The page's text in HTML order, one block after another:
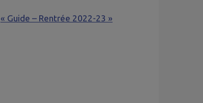
« Guide – Rentrée 2022-23 »